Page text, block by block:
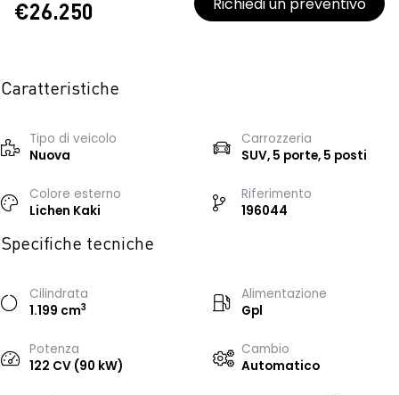
€26.250
Caratteristiche
Tipo di veicolo
Nuova
Carrozzeria
SUV, 5 porte, 5 posti
Colore esterno
Lichen Kaki
Riferimento
196044
Specifiche tecniche
Cilindrata
1.199 cm3
Alimentazione
Gpl
Potenza
122 CV (90 kW)
Cambio
Automatico